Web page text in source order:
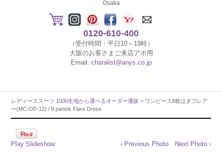
Osaka
0120-610-400
（受付時間：平日10～19時）
大阪のお客さまご来店アポ用
Email: charalist@anys.co.jp
レディーススーツ 1000生地から選べるオーダー通販 > ワンピース8枚はぎフレア
ー(MC-OP-12) / 8 panels Flare Dress
Play Slideshow ‹ Previous Photo Next Photo ›